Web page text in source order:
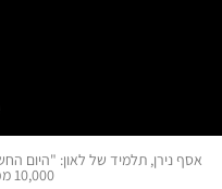
אסף נירן, תלמיד של לאון: "היום
10,000 מכירות כל חודש"